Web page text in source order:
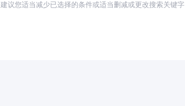
建议您适当减少已选择的条件或适当删减或更改搜索关键字